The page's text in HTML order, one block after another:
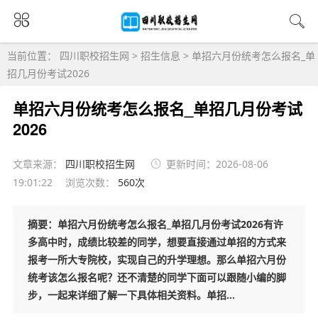
当前位置： 四川职校招生网 > 招生信息 > 单招六月份统考怎么报名_单
招几月份考试2026
单招六月份统考怎么报名_单招几月份考试
2026
文章来源： 四川职校招生网
更新时间：2026-08-06
19:01:22
浏览次数： 560次
摘要：单招六月份统考怎么报名_单招几月份考试2026有许
多高中时，成绩比较差的同学，想要直接通过单招的方式来
报考一所大专院校，实现自己的升学理想。那么单招六月份
统考该怎么报名呢？还不清楚的同学下面可以跟随小编的脚
步，一起来详细了解一下具体相关资料。单招...